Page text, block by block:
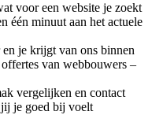
voor een website je zoekt
één minuut aan het actuele
je krijgt van ons binnen
van webbouwers –
vergelijken en contact
jij je goed bij voelt